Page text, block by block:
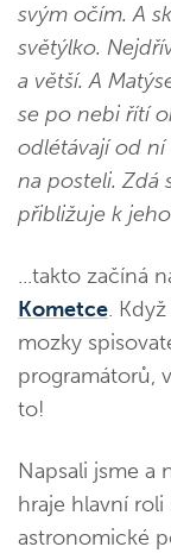
svým očím. A
světýlko.
a větší. A
se po nebi řítí
odlétávají od ní
na posteli. Zdá
přibližuje k
...takto začíná
Kometce.
mozky
programátorů,
to!
Napsali jsme a
hraje hlavní roli
astronomické